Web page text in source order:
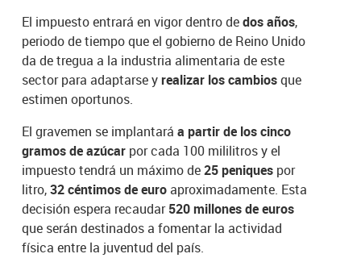
El impuesto entrará en vigor dentro dedos años,
periodo de tiempo que el gobierno de Reino Unido
da de tregua a la industria alimentaria de este
sector para adaptarse yrealizar los cambiosque
estimen oportunos.
El gravemen se implantará a partir de los cinco
gramos de azúcar por cada 100 mililitros y el
impuesto tendrá un máximo de25 peniques por
litro,32 céntimos de euroaproximadamente. Esta
decisión espera recaudar520 millones de euros
que serán destinados a fomentar la actividad
física entre la juventud del país.